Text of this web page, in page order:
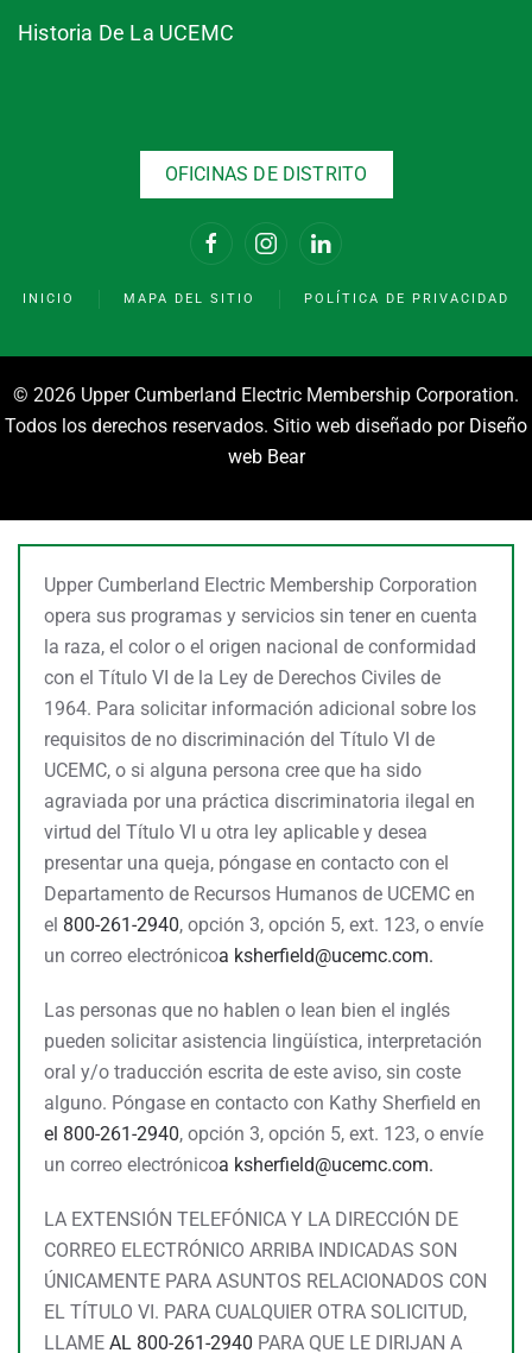
Historia De La UCEMC
OFICINAS DE DISTRITO
INICIO MAPA DEL SITIO POLÍTICA DE PRIVACIDAD
© 2026 Upper Cumberland Electric Membership Corporation.
Todos los derechos reservados. Sitio web diseñado por Diseño
web Bear
Upper Cumberland Electric Membership Corporation
opera sus programas y servicios sin tener en cuenta
la raza, el color o el origen nacional de conformidad
con el Título VI de la Ley de Derechos Civiles de
1964. Para solicitar información adicional sobre los
requisitos de no discriminación del Título VI de
UCEMC, o si alguna persona cree que ha sido
agraviada por una práctica discriminatoria ilegal en
virtud del Título VI u otra ley aplicable y desea
presentar una queja, póngase en contacto con el
Departamento de Recursos Humanos de UCEMC en
el 800-261-2940, opción 3, opción 5, ext. 123, o envíe
un correo electrónicoa ksherfield@ucemc.com.
Las personas que no hablen o lean bien el inglés
pueden solicitar asistencia lingüística, interpretación
oral y/o traducción escrita de este aviso, sin coste
alguno. Póngase en contacto con Kathy Sherfield en
el 800-261-2940, opción 3, opción 5, ext. 123, o envíe
un correo electrónicoa ksherfield@ucemc.com.
LA EXTENSIÓN TELEFÓNICA Y LA DIRECCIÓN DE
CORREO ELECTRÓNICO ARRIBA INDICADAS SON
ÚNICAMENTE PARA ASUNTOS RELACIONADOS CON
EL TÍTULO VI. PARA CUALQUIER OTRA SOLICITUD,
LLAME AL 800-261-2940 PARA QUE LE DIRIJAN A